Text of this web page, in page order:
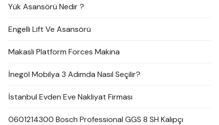
Yük Asansörü Nedir ?
Engelli Lift Ve Asansörü
Makaslı Platform Forces Makina
İnegöl Mobilya 3 Adımda Nasıl Seçilir?
İstanbul Evden Eve Nakliyat Firması
0601214300 Bosch Professional GGS 8 SH Kalıpçı